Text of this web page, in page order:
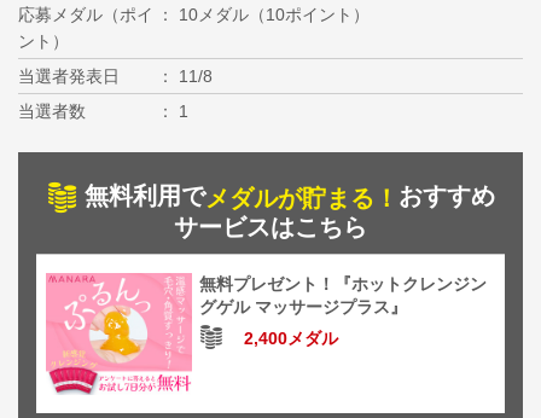
応募メダル（ポイ
ント）
10メダル（10ポイント）
当選者発表日
11/8
当選者数
1
無料利用でメダルが貯まる！ おすすめ
サービスはこちら
無料プレゼント！『ホットクレンジン
グゲル マッサージプラス』
2,400メダル